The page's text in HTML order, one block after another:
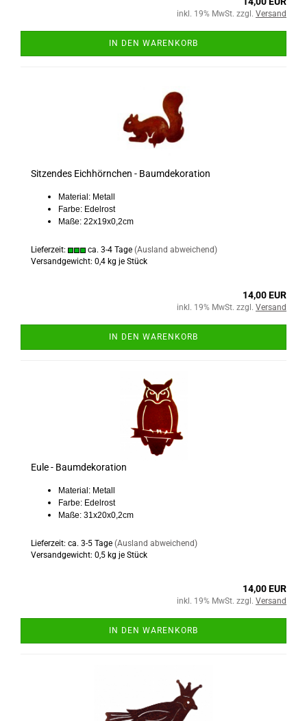
inkl. 19% MwSt. zzgl. Versand
IN DEN WARENKORB
Sitzendes Eichhörnchen - Baumdekoration
Material: Metall
Farbe: Edelrost
Maße: 22x19x0,2cm
Lieferzeit: ca. 3-4 Tage (Ausland abweichend)
Versandgewicht: 0,4 kg je Stück
14,00 EUR
inkl. 19% MwSt. zzgl. Versand
IN DEN WARENKORB
Eule - Baumdekoration
Material: Metall
Farbe: Edelrost
Maße: 31x20x0,2cm
Lieferzeit: ca. 3-5 Tage (Ausland abweichend)
Versandgewicht: 0,5 kg je Stück
14,00 EUR
inkl. 19% MwSt. zzgl. Versand
IN DEN WARENKORB